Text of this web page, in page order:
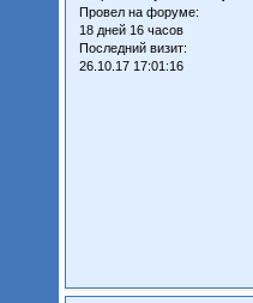
Провел на форуме:
18 дней 16 часов
Последний визит:
26.10.17 17:01:16